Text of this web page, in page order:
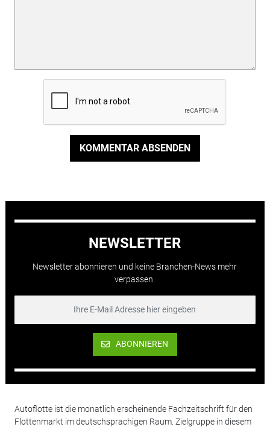
KOMMENTAR ABSENDEN
NEWSLETTER
Newsletter abonnieren und keine Branchen-News mehr
verpassen.
ABONNIEREN
Autoflotte ist die monatlich erscheinende Fachzeitschrift für den
Flottenmarkt im deutschsprachigen Raum. Zielgruppe in diesem